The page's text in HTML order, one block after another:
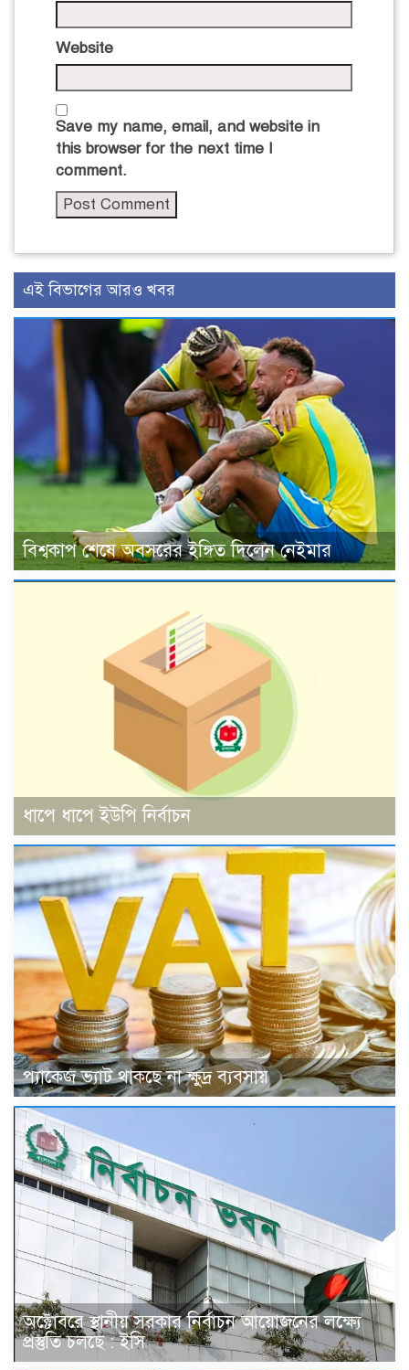
Website
Save my name, email, and website in
this browser for the next time I
comment.
এই বিভাগের আরও খবর
বিশ্বকাপ শেষে অবসরের ইঙ্গিত দিলেন নেইমার
ধাপে ধাপে ইউপি নির্বাচন
প্যাকেজ ভ্যাট থাকছে না ক্ষুদ্র ব্যবসায়
অক্টোবরে স্থানীয় সরকার নির্বাচন আয়োজনের লক্ষ্যে
প্রস্তুতি চলছে : ইসি